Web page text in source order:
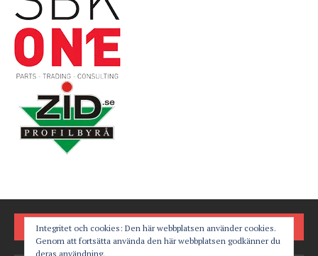
FÖLJ OSS PÅ
Integritet och cookies: Den här webbplatsen använder cookies.
Genom att fortsätta använda den här webbplatsen godkänner du
deras användning.